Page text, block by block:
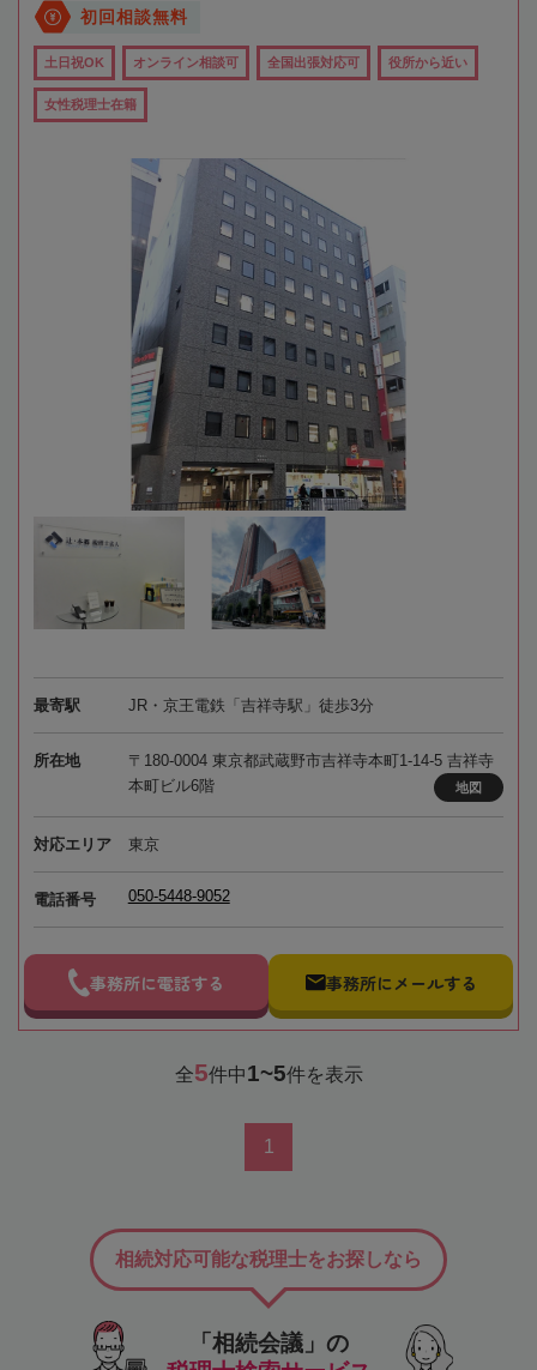
初回相談無料
土日祝OK オンライン相談可 全国出張対応可 役所から近い
女性税理士在籍
最寄駅 JR・京王電鉄「吉祥寺駅」徒歩3分
所在地
〒180-0004 東京都武蔵野市吉祥寺本町1-14-5 吉祥寺
本町ビル6階
地図
対応エリア 東京
電話番号 050-5448-9052
事務所に電話する 事務所にメールする
全5件中1~5件を表示
1
「相続会議」の
相続対応可能な税理士をお探しなら